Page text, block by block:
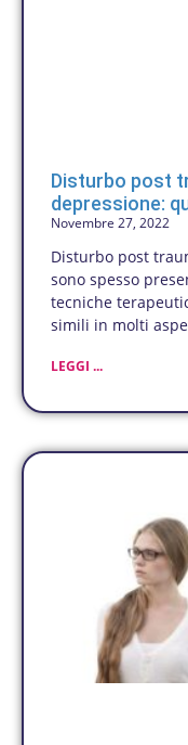
Disturbo post
depressione:
Novembre 27, 2022
Disturbo post
sono spesso
tecniche
simili in molti
LEGGI ...